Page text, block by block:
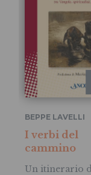
BEPPE LAVELLI
I verbi del
cammino
Un itinerario